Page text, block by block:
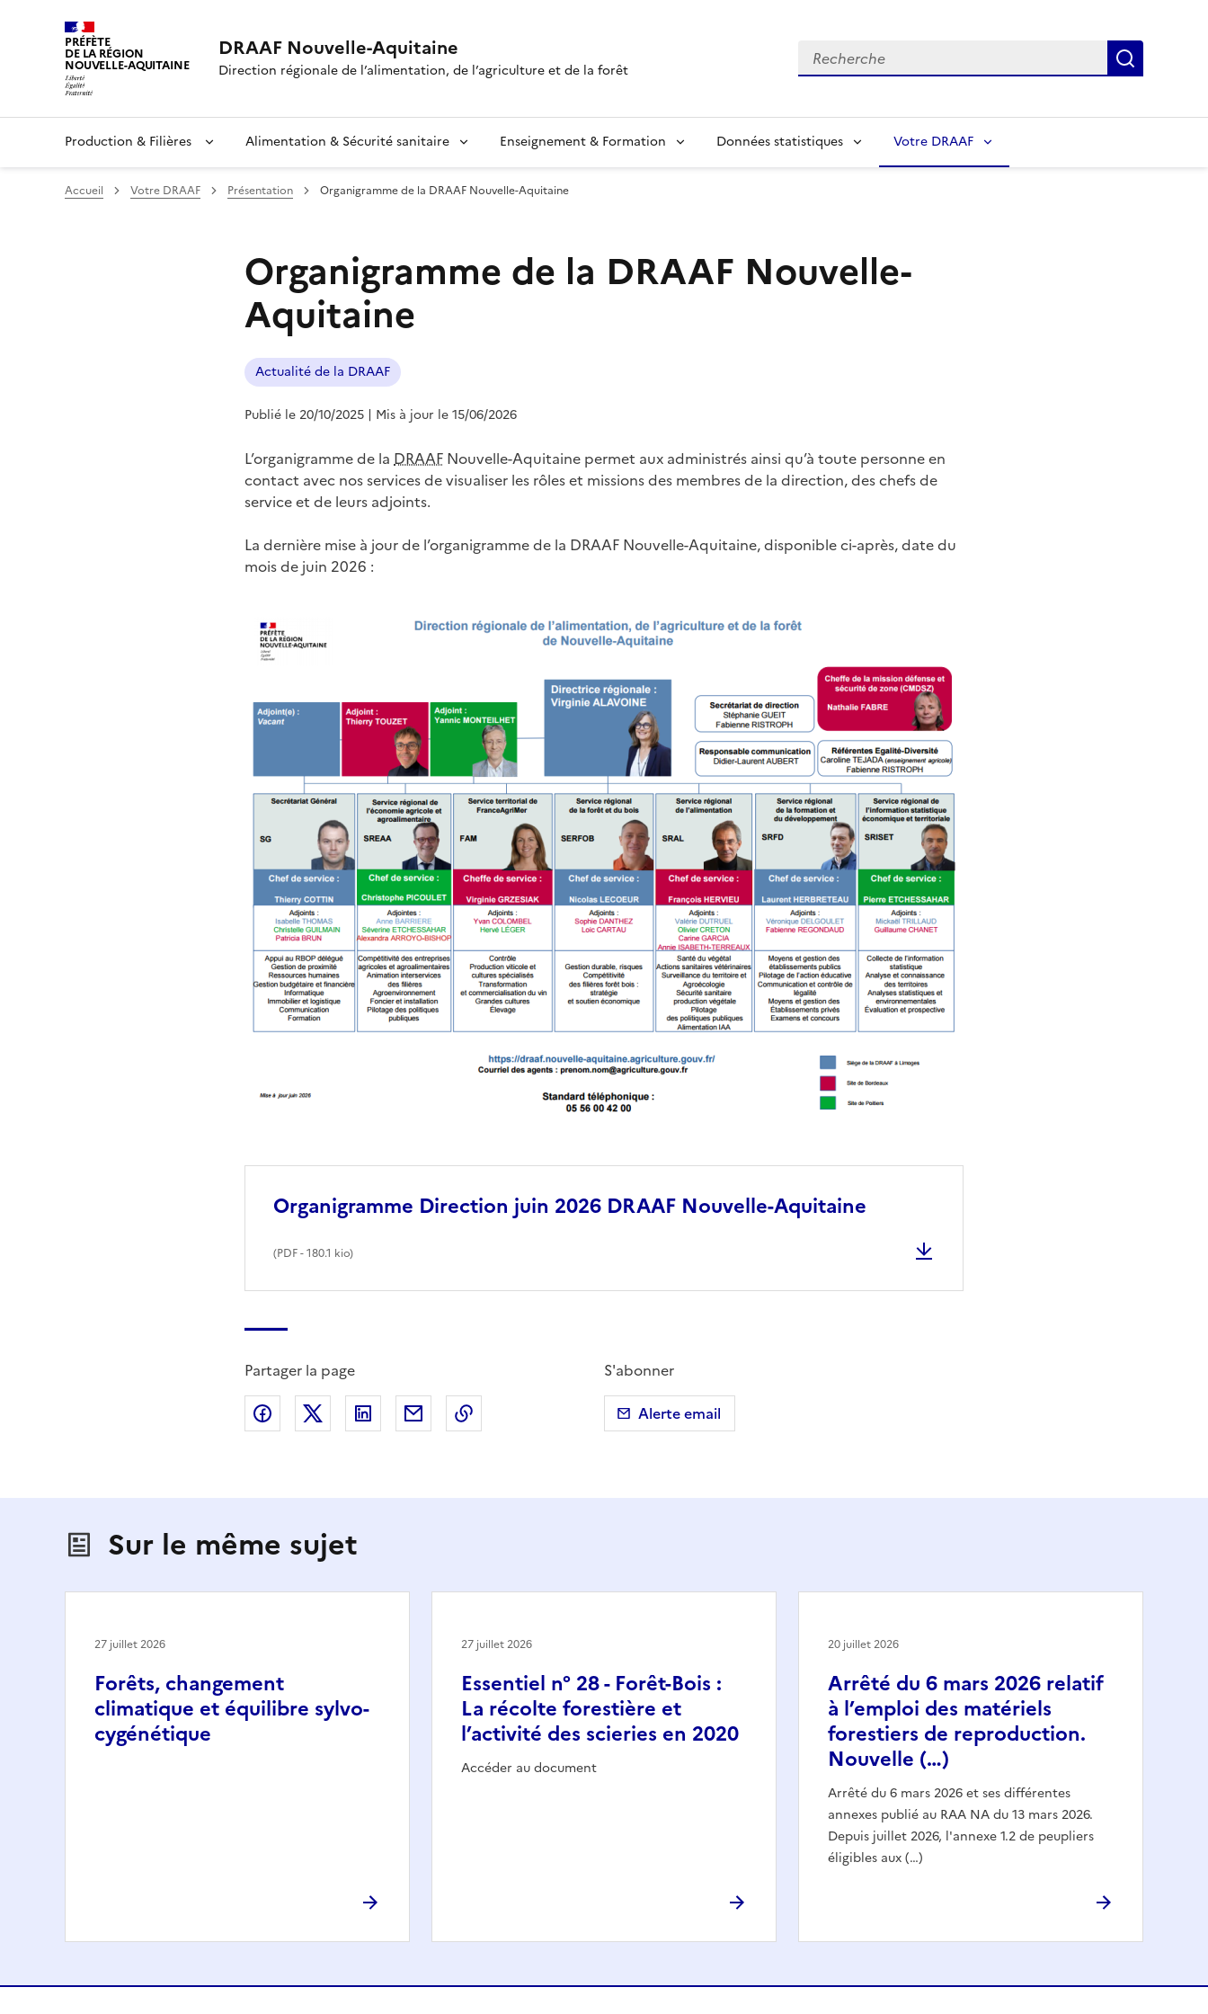
PRÉFÈTE
DE LA RÉGION
NOUVELLE-AQUITAINE
DRAAF Nouvelle-Aquitaine
Direction régionale de l’alimentation, de l’agriculture et de la forêt
Recherche
Production & Filières Alimentation & Sécurité sanitaire Enseignement & Formation Données statistiques Votre DRAAF
Accueil Votre DRAAF Présentation Organigramme de la DRAAF Nouvelle-Aquitaine
Organigramme de la DRAAF Nouvelle-
Aquitaine
Actualité de la DRAAF
Publié le 20/10/2025 | Mis à jour le 15/06/2026
L’organigramme de la DRAAF Nouvelle-Aquitaine permet aux administrés ainsi qu’à toute personne en
contact avec nos services de visualiser les rôles et missions des membres de la direction, des chefs de
service et de leurs adjoints.
La dernière mise à jour de l’organigramme de la DRAAF Nouvelle-Aquitaine, disponible ci-après, date du
mois de juin 2026 :
Organigramme Direction juin 2026 DRAAF Nouvelle-Aquitaine
(PDF- 180.1 kio)
Partager la page
Partager sur Facebook
Partager sur X (anciennement Twitter)
Partager sur LinkedIn
Partager par emailCopier dans le presse-papier
S'abonner
Alerte email
Sur le même sujet
Forêts, changement
climatique et équilibre sylvo-
cygénétique
27 juillet 2026
Essentiel n° 28 - Forêt-Bois :
La récolte forestière et
l’activité des scieries en 2020
Accéder au document
27 juillet 2026
Arrêté du 6 mars 2026 relatif
à l’emploi des matériels
forestiers de reproduction.
Nouvelle (…)
Arrêté du 6 mars 2026 et ses différentes
annexes publié au RAA NA du 13 mars 2026.
Depuis juillet 2026, l'annexe 1.2 de peupliers
éligibles aux (…)
20 juillet 2026